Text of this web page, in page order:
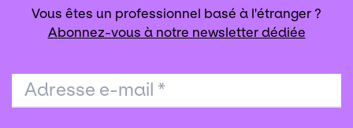
Vous êtes un professionnel basé à l'étranger ?
Abonnez-vous à notre newsletter dédiée
Adresse e-mail *